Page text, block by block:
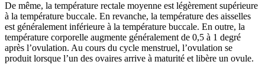
De même, la température rectale moyenne est légèrement supérieure
à la température buccale. En revanche, la température des aisselles
est généralement inférieure à la température buccale. En outre, la
température corporelle augmente généralement de 0,5 à 1 degré
après l’ovulation. Au cours du cycle menstruel, l’ovulation se
produit lorsque l’un des ovaires arrive à maturité et libère un ovule.